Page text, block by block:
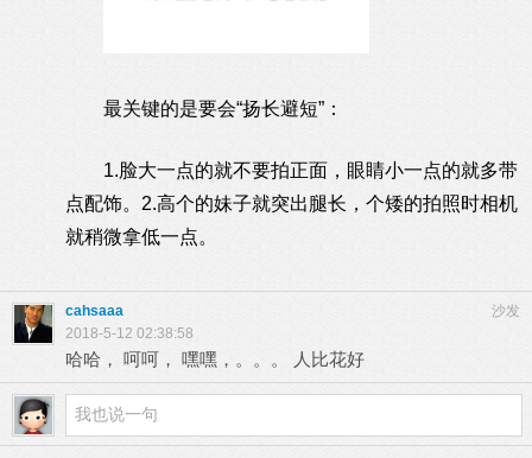
最关键的是要会“扬长避短”：
1.脸大一点的就不要拍正面，眼睛小一点的就多带
点配饰。2.高个的妹子就突出腿长，个矮的拍照时相机
就稍微拿低一点。
沙发
cahsaaa
2018-5-12 02:38:58
哈哈， 呵呵， 嘿嘿，。。。 人比花好